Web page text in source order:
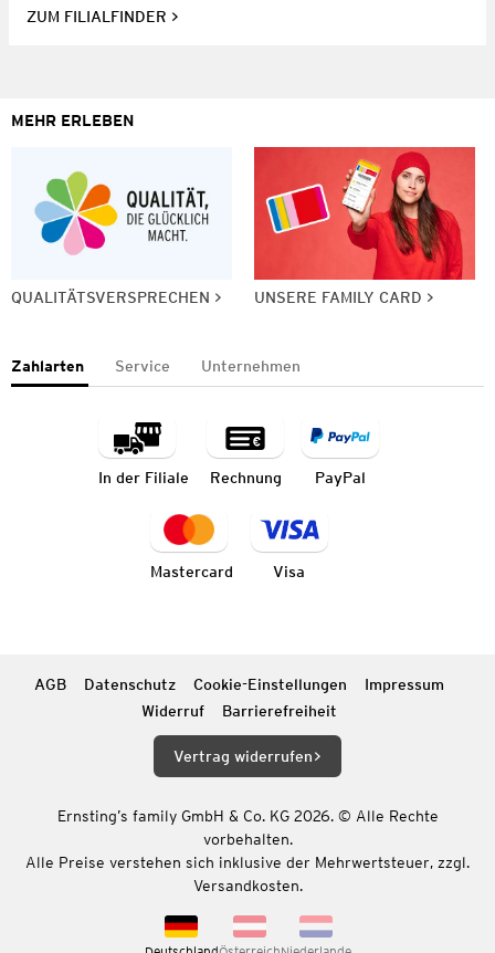
ZUM FILIALFINDER
MEHR ERLEBEN
QUALITÄTSVERSPRECHEN UNSERE FAMILY CARD
Zahlarten Service Unternehmen
In der Filiale Rechnung PayPal
Mastercard Visa
AGB Datenschutz Cookie-Einstellungen
Impressum
Widerruf
Barrierefreiheit
Vertrag widerrufen
Ernsting’s family GmbH & Co. KG 2026. © Alle Rechte
vorbehalten.
Alle Preise verstehen sich inklusive der Mehrwertsteuer, zzgl.
Versandkosten.